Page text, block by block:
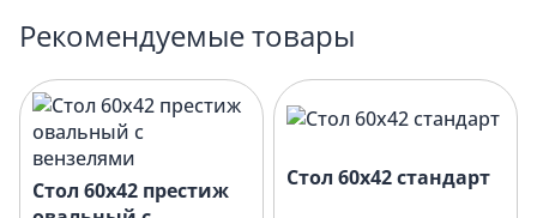
Рекомендуемые товары
Стол 60х42 престиж
Стол 60х42 стандарт